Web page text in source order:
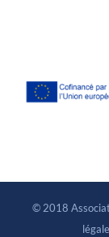
© 2018